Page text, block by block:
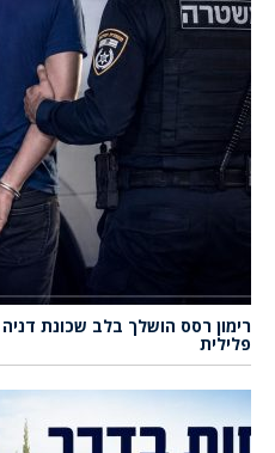
רימון רסס הושלך בלב שכונת
פלילית